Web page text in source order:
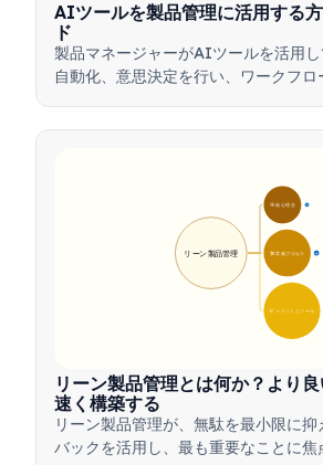
AIツールを製品管理に活用する
ド
製品マネージャーがAIツールを活用し
自動化、意思決定を行い、ワークフロ
🎯 核心理念 9
🛠️ 実施プロセス
💡 メリットとツール
リーン製品管理
リーン製品管理とは何か？より
速く構築する
リーン製品管理が、無駄を最小限に抑
バックを活用し、最も重要なことに焦